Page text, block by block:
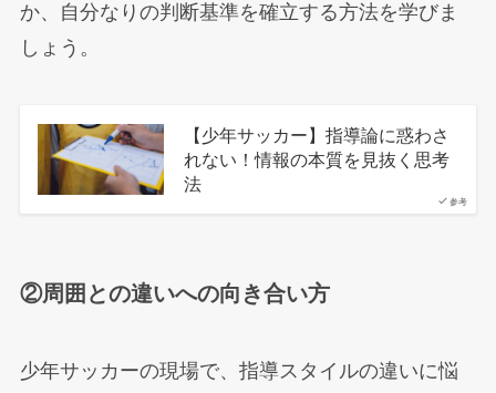
か、自分なりの判断基準を確立する方法を学びま
しょう。
参考
【少年サッカー】指導論に惑わさ
れない！情報の本質を見抜く思考
法
②周囲との違いへの向き合い方
少年サッカーの現場で、指導スタイルの違いに悩